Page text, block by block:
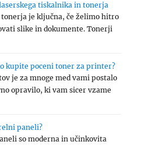
tiskalnika in tonerja
je ključna, če želimo hitro
slike in dokumente. Tonerji
kupite poceni toner za printer?
je za mnoge med vami postalo
opravilo, ki vam sicer vzame
paneli?
so moderna in učinkovita